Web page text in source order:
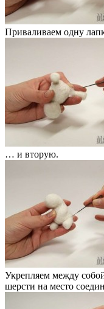
Приваливаем одну
… и вторую.
Укрепляем между
шерсти на место